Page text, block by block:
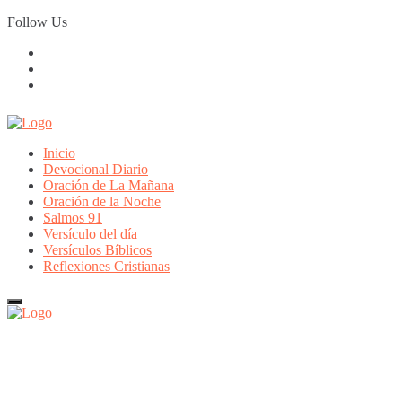
Skip
to
Follow Us
Inicio
Devocional Diario
Oración de La Mañana
Oración de la Noche
Salmos 91
Versículo del día
Versículos Bíblicos
Reflexiones Cristianas